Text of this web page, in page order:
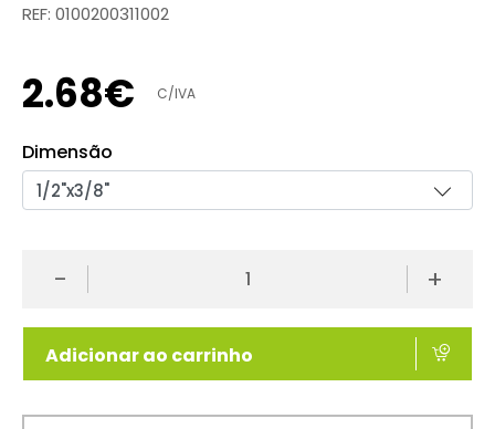
REF: 0100200311002
2.68€ C/IVA
Dimensão
- +
Adicionar ao carrinho